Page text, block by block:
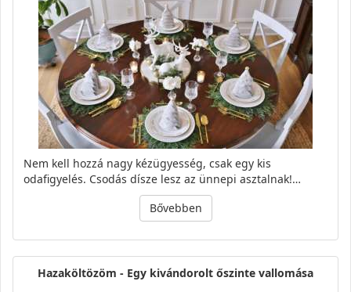
Nem kell hozzá nagy kézügyesség, csak egy kis
odafigyelés. Csodás dísze lesz az ünnepi asztalnak!…
Bővebben
Hazaköltözöm - Egy kivándorolt őszinte vallomása